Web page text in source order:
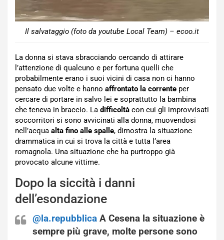
Il salvataggio (foto da youtube Local Team) – ecoo.it
La donna si stava sbracciando cercando di attirare
l’attenzione di qualcuno e per fortuna quelli che
probabilmente erano i suoi vicini di casa non ci hanno
pensato due volte e hanno affrontato la corrente per
cercare di portare in salvo lei e soprattutto la bambina
che teneva in braccio. La difficoltà con cui gli improvvisati
soccorritori si sono avvicinati alla donna, muovendosi
nell’acqua alta fino alle spalle, dimostra la situazione
drammatica in cui si trova la città e tutta l’area
romagnola. Una situazione che ha purtroppo già
provocato alcune vittime.
Dopo la siccità i danni
dell’esondazione
@la.repubblica A Cesena la situazione è
sempre più grave, molte persone sono